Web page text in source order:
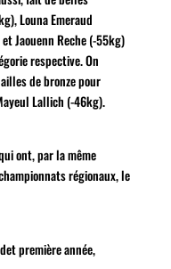
Louna Emeraud
Jaouenn Reche (-55kg)
respective. On
de bronze pour
Lallich (-46kg).
ont, par la même
régionaux, le
première année,